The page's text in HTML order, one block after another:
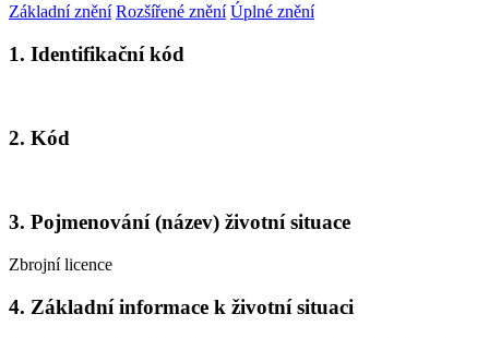
Základní znění Rozšířené znění Úplné znění
1. Identifikační kód
2. Kód
3. Pojmenování (název) životní situace
Zbrojní licence
4. Základní informace k životní situaci